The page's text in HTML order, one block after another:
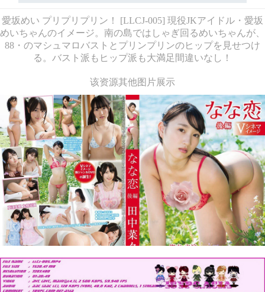
愛坂めい プリプリプリン！ [LLCJ-005] 現役JKアイドル・愛坂
めいちゃんのイメージ。南の島ではしゃぎ回るめいちゃんが、
88・のマシュマロバストとプリンプリンのヒップを見せつけ
る。バスト派もヒップ派も大満足間違いなし！
该资源其他图片展示